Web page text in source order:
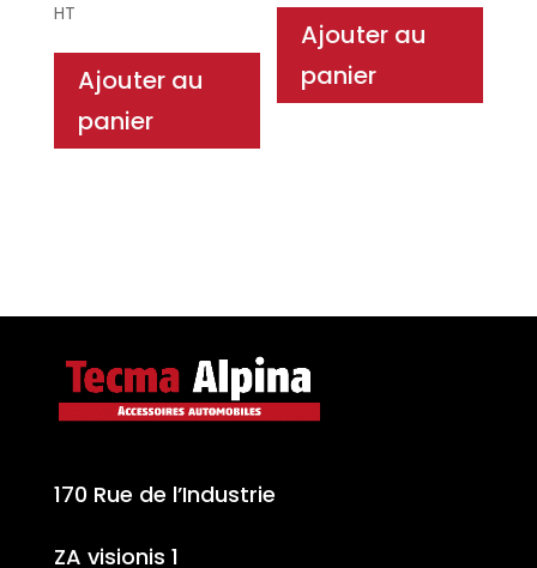
HT
Ajouter au
panier
Ajouter au
panier
170 Rue de l’Industrie
ZA visionis 1